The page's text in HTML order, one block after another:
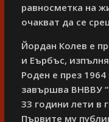
равносметка на
очакват да се
Йордан Колев е
и Еърбъс,
Роден е през 1964
завършва ВНВВУ
33 години лети в
Първите му